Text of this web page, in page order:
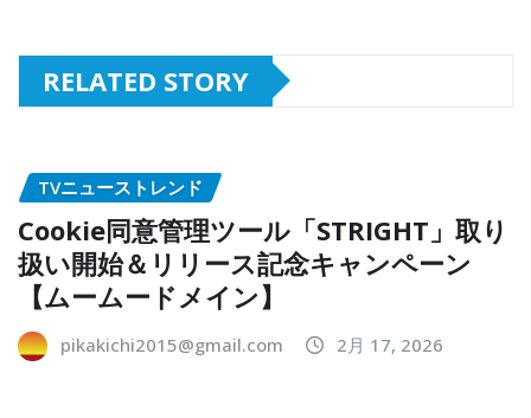
RELATED STORY
TVニューストレンド
Cookie同意管理ツール「STRIGHT」取り
扱い開始＆リリース記念キャンペーン
【ムームードメイン】
pikakichi2015@gmail.com 2月 17, 2026